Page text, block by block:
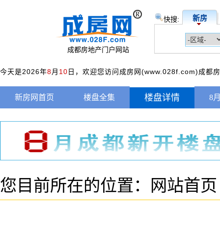
成都房地产门户网站
快搜: 新房
今天是2026年8月 10 日，欢迎您访问成房网(www.028f.com)成都
新房网首页 楼盘全集 楼盘详情 8
您目前所在的位置： 网站首页